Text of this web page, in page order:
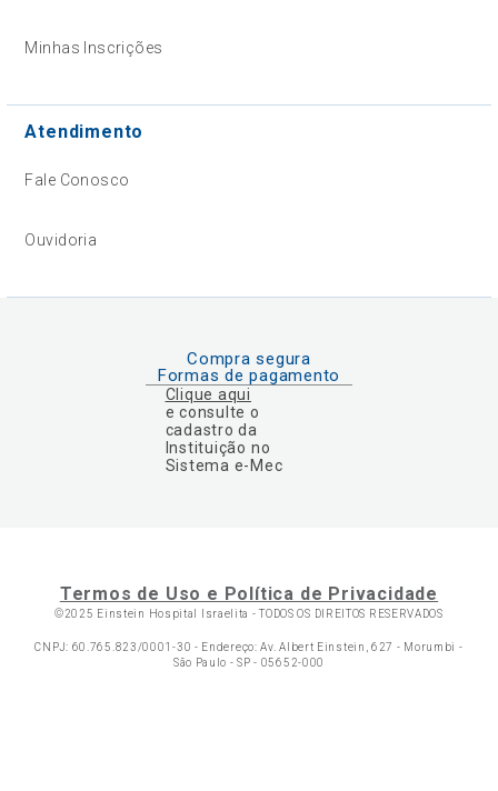
Minhas Inscrições
Atendimento
Fale Conosco
Ouvidoria
Compra segura
Formas de pagamento
Clique aqui
e consulte o
cadastro da
Instituição no
Sistema e-Mec
Termos de Uso e Política de Privacidade
©2025 Einstein Hospital Israelita -TODOS OS DIREITOS RESERVADOS
CNPJ: 60.765.823/0001-30 - Endereço: Av. Albert Einstein, 627 - Morumbi -
São Paulo - SP - 05652-000